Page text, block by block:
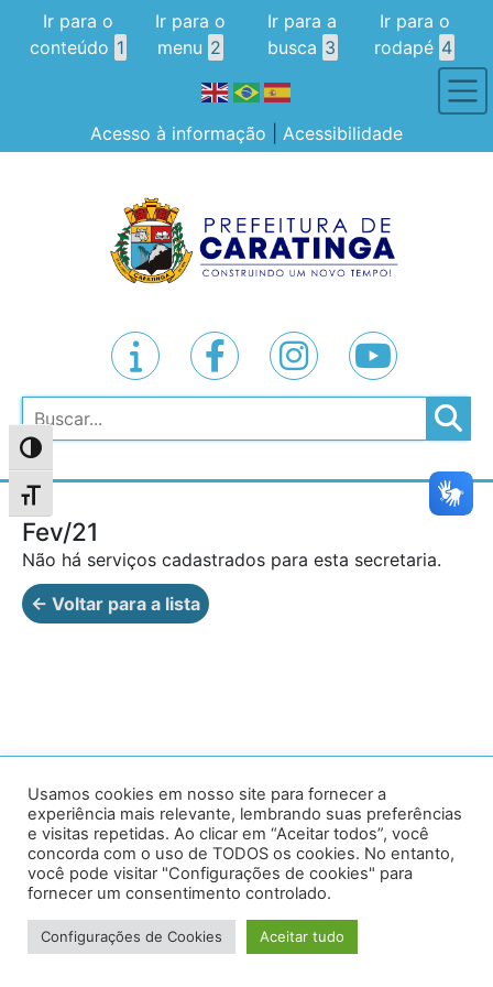
Alternar alto contraste
Alternar tamanho da fonte
Ir para o
conteúdo 1
Ir para o
menu 2
Ir para a
busca 3
Ir para o
rodapé 4
Acesso à informação Acessibilidade
Pesquisar
Fev/21
Não há serviços cadastrados para esta secretaria.
← Voltar para a lista
Av. Prof. Armando Alves da Silva, nº 1950 - Zacarias,
Caratinga - MG - 35302-403 / Tel: (33) 3329 8000
Desenvolvido por VersaTec
Usamos cookies em nosso site para fornecer a
experiência mais relevante, lembrando suas preferências
e visitas repetidas. Ao clicar em “Aceitar todos”, você
concorda com o uso de TODOS os cookies. No entanto,
você pode visitar "Configurações de cookies" para
fornecer um consentimento controlado.
Configurações de Cookies Aceitar tudo